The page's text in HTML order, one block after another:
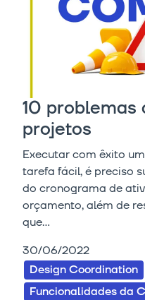
10 problemas
projetos
Executar com êxito
tarefa fácil, é preciso
do cronograma de
orçamento, além de
que...
30/06/2022
Design Coordination
Funcionalidades da